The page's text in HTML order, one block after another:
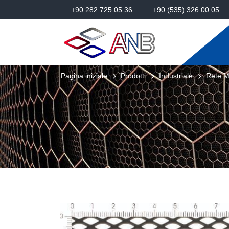
+90 282 725 05 36 +90 (535) 326 00 05
Pagina iniziale Prodotti Industriale Rete